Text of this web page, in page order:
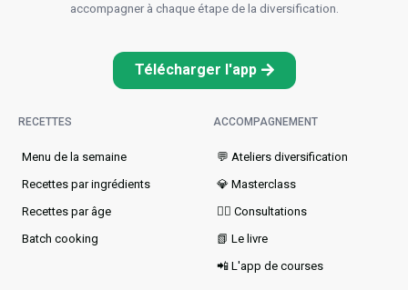
accompagner à chaque étape de la diversification.
Télécharger l'app
RECETTES
Menu de la semaine​
Recettes par ingrédients
Recettes par âge
Batch cooking
ACCOMPAGNEMENT
💬 Ateliers diversification
💎 Masterclass
👩‍⚕️ Consultations
📗 Le livre
📲 L'app de courses